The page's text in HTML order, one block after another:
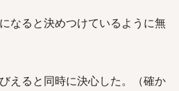
なると決めつけているように無
えると同時に決心した。（確か